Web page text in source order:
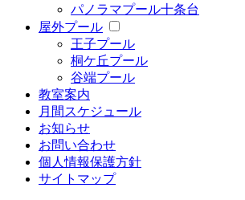
パノラマプール十条台
屋外プール
王子プール
桐ケ丘プール
谷端プール
教室案内
月間スケジュール
お知らせ
お問い合わせ
個人情報保護方針
サイトマップ